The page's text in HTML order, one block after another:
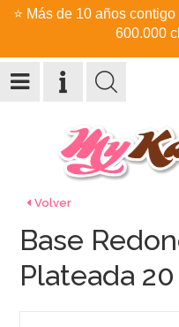
⭐ Más de 10 años contigo
600.000
Volver
Base
Plateada